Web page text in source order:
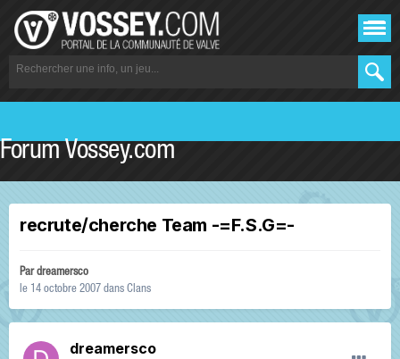
Forum Vossey.com
recrute/cherche Team -=F.S.G=-
Pardreamersco
le 14 octobre 2007 dans Clans
dreamersco